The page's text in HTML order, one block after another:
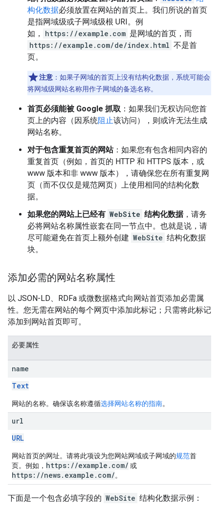
构化数据必须放置在网站的首页上。我们所说的首页
是指网域级或子网域级根 URI。例
如，
https://example.com 是网域的首页，而
https://example.com/de/index.html 不是首
页。
注意 ：如果子网域的首页上没有结构化数据，系统可能会
将网域级网站名称用作子网域的备选名称。
首页必须能被 Google 抓取 ：如果我们无权访问您首
页上的内容（因系统阻止该访问），则或许无法生成
网站名称。
对于包含重复首页的网站：如果您有包含相同内容的
重复首页（例如，首页的 HTTP 和 HTTPS 版本，或
www 版本和非 www 版本），请确保您在所有重复网
页（而不仅仅是规范网页）上使用相同的结构化数
据。
如果您的网站上已经有 WebSite 结构化数据，请务
必将网站名称属性嵌套在同一节点中。也就是说，请
尽可能避免在首页上额外创建 WebSite 结构化数据
块。
添加必需的网站名称属性
以 JSON-LD、RDFa 或微数据格式向网站首页添加必需属
性。您无需在网站的每个网页中添加此标记；只需将此标记
添加到网站首页即可。
必要属性
name
Text
网站的名称。确保该名称遵循选择网站名称的指南。
url
URL
网站首页的网址。请将此项设为您网站网域或子网域的规范首
页。例如， https://example.com/ 或
https://news.example.com/。
下面是一个包含必填字段的 WebSite 结构化数据示例：